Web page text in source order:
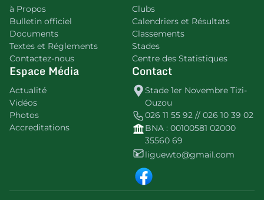
à Propos
Bulletin officiel
Documents
Textes et Réglements
Contactez-nous
Clubs
Calendriers et Résultats
Classements
Stades
Centre des Statistiques
Espace Média
Actualité
Vidéos
Photos
Accreditations
Contact
Stade 1er Novembre Tizi-
Ouzou
026 11 55 92 // 026 10 39 02
BNA : 00100581 02000
35560 69
liguewto@gmail.com